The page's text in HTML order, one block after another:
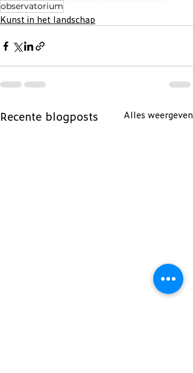
observatorium
Kunst in het landschap
Recente blogposts Alles weergeven